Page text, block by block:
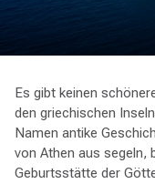
Es gibt keinen
den griechischen
Namen antike
von Athen aus segeln,
Geburtsstätte der